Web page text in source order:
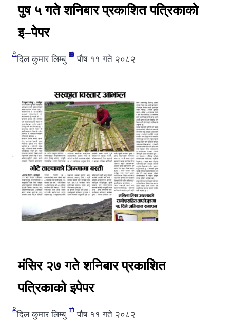
पुष ५ गते शनिबार प्रकाशित पत्रिकाको
इ–पेपर
दिल कुमार लिम्बु पौष ११ गते २०८२
मंसिर २७ गते शनिबार प्रकाशित
पत्रिकाको इपेपर
दिल कुमार लिम्बु पौष ११ गते २०८२